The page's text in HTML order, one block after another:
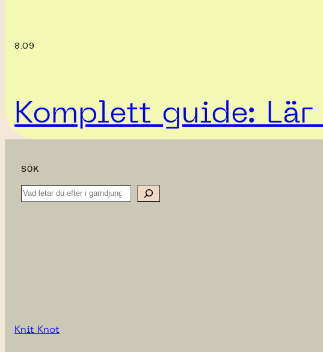
8.09
Komplett guide:
SÖK
Search
Knit Knot